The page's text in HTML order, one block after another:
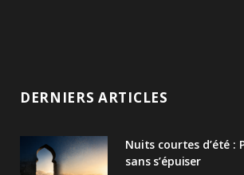
DERNIERS ARTICLES
Nuits courtes d’été :
sans s’épuiser